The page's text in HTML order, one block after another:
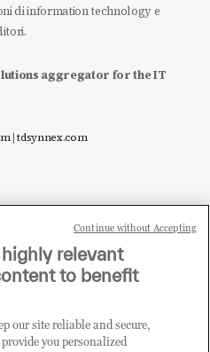
di information technology e
aggregator for the IT
|tdsynnex.com
e desideri acquistare
trattate sul blog?
E DIVENTA
SYNNEX
relevant
to benefit
our site reliable and secure,
you personalized
Continue without Accepting